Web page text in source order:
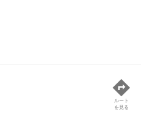
ルート
を見る